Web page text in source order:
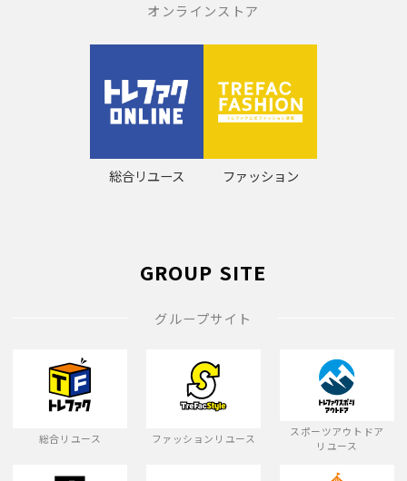
オンラインストア
総合リユース ファッション
GROUP SITE
グループサイト
総合リユース ファッションリユース
スポーツアウトドア
リユース